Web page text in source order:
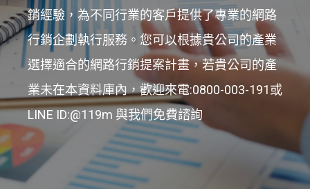
銷經驗，為不同行業的客戶提供了專業的網路
行銷企劃執行服務。您可以根據貴公司的產業
選擇適合的網路行銷提案計畫，若貴公司的產
業未在本資料庫內，歡迎來電:0800-003-191或
LINE ID:@119m 與我們免費諮詢